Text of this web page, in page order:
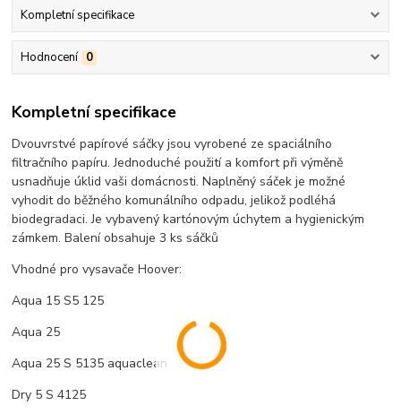
Kompletní specifikace
Hodnocení 0
Kompletní specifikace
Dvouvrstvé papírové sáčky jsou vyrobené ze spaciálního
filtračního papíru. Jednoduché použití a komfort při výměně
usnadňuje úklid vaši domácnosti. Naplněný sáček je možné
vyhodit do běžného komunálního odpadu, jelikož podléhá
biodegradaci. Je vybavený kartónovým úchytem a hygienickým
zámkem. Balení obsahuje 3 ks sáčků
Vhodné pro vysavače Hoover:
Aqua 15 S5 125
Aqua 25
Aqua 25 S 5135 aquaclean
Dry 5 S 4125